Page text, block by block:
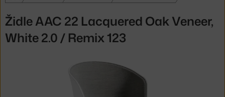
Židle AAC 22 Lacquered Oak Veneer,
White 2.0 / Remix 123